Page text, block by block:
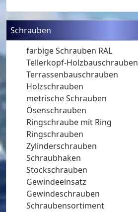
Schrauben
farbige Schrauben RAL
Tellerkopf-Holzbauschrauben
Terrassenbauschrauben
Holzschrauben
metrische Schrauben
Ösenschrauben
Ringschraube mit Ring
Ringschrauben
Zylinderschrauben
Schraubhaken
Stockschrauben
Gewindeeinsatz
Gewindeschrauben
Schraubensortiment